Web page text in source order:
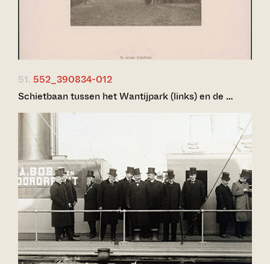
51. 552_390834-012
Schietbaan tussen het Wantijpark (links) en de …